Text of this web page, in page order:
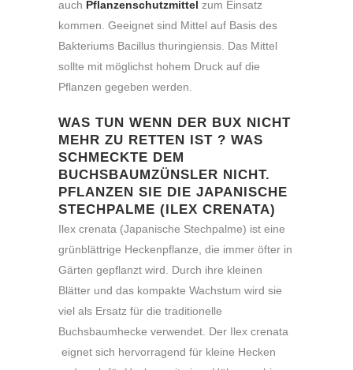
auch Pflanzenschutzmittel zum Einsatz
kommen. Geeignet sind Mittel auf Basis des
Bakteriums Bacillus thuringiensis. Das Mittel
sollte mit möglichst hohem Druck auf die
Pflanzen gegeben werden.
WAS TUN WENN DER BUX NICHT
MEHR ZU RETTEN IST ? WAS
SCHMECKTE DEM
BUCHSBAUMZÜNSLER NICHT.
PFLANZEN SIE DIE JAPANISCHE
STECHPALME (ILEX CRENATA)
Ilex crenata (Japanische Stechpalme) ist eine
grünblättrige Heckenpflanze, die immer öfter in
Gärten gepflanzt wird. Durch ihre kleinen
Blätter und das kompakte Wachstum wird sie
viel als Ersatz für die traditionelle
Buchsbaumhecke verwendet. Der Ilex crenata
eignet sich hervorragend für kleine Hecken